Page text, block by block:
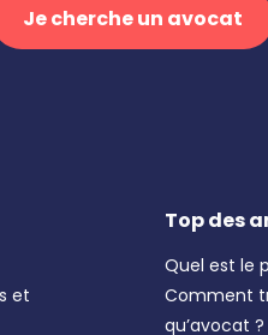
Je cherche un avocat
et
Top des
Quel est le
Comment
qu’avocat ?